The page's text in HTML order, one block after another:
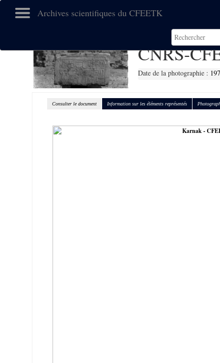
Archives scientifiques du CFEETK
CNRS-
Date de la photographie :
Consulter le document Information sur les éléments représentés